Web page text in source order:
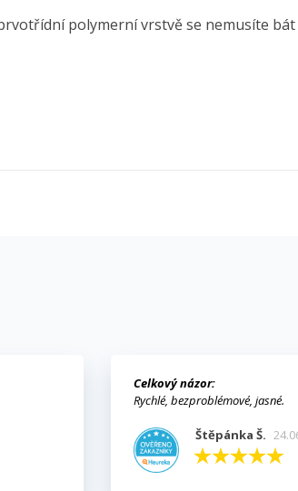
polymerní vrstvě se nemusíte
Celkový názor:
Rychlé, bezproblémové, jasné.
Štěpánka Š.
seznamu